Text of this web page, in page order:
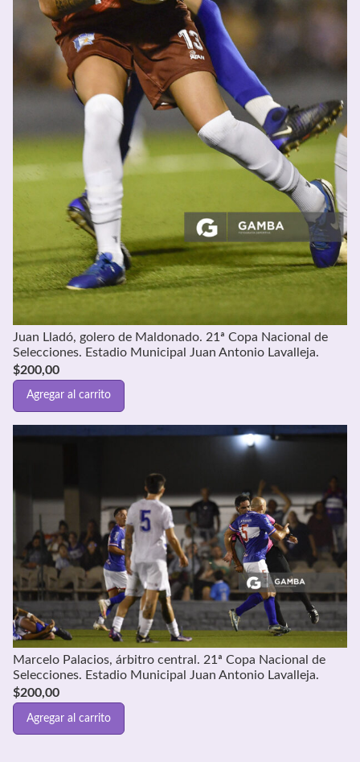
Juan Lladó, golero de Maldonado. 21ª Copa Nacional de
Selecciones. Estadio Municipal Juan Antonio Lavalleja.
$200,00
Agregar al carrito
Marcelo Palacios, árbitro central. 21ª Copa Nacional de
Selecciones. Estadio Municipal Juan Antonio Lavalleja.
$200,00
Agregar al carrito